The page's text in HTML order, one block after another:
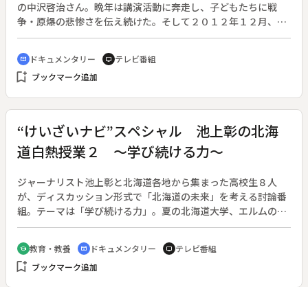
の中沢啓治さん。晩年は講演活動に奔走し、子どもたちに戦
争・原爆の悲惨さを伝え続けた。そして２０１２年１２月、息
を引き取る。中沢さんが「はだしのゲン」で伝えたかったメッ
セージとは何か。そして見つかった遺稿に込められたメッセー
ジとは。中沢さんの遺志を受け継ごうとする人たちの活動にも
迫る。
cinematic_blur ドキュメンタリー tv テレビ番組
bookmark_add ブックマーク追加
“けいざいナビ”スペシャル 池上彰の北海
道白熱授業２ ～学び続ける力～
ジャーナリスト池上彰と北海道各地から集まった高校生８人
が、ディスカッション形式で「北海道の未来」を考える討論番
組。テーマは「学び続ける力」。夏の北海道大学、エルムの森
で収録。◆まず高校生がいま関心のある事柄を発表。続いて
「北海道と同じ人口規模を持つデンマークやフィンランドに世
界を代表する企業がある」「国土が北海道の半分の面積のオラ
ンダが世界第２位の農業輸出国である」などを事例として、北
school 教育・教養 cinematic_blur ドキュメンタリー tv テレビ番組
bookmark_add ブックマーク追加